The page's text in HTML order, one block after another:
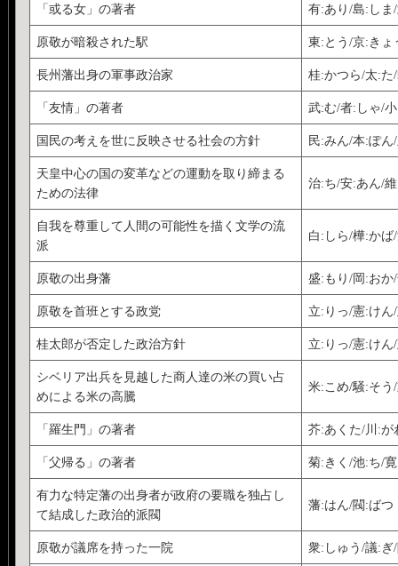
「或る女」の著者 有:あり/島:しま
原敬が暗殺された駅 東:とう/京:きょ
長州藩出身の軍事政治家 桂:かつら/太:た
「友情」の著者 武:む/者:しゃ/
国民の考えを世に反映させる社会の方針 民:みん/本:ぽ
天皇中心の国の変革などの運動を取り締まる
ための法律
治:ち/安:あん/
自我を尊重して人間の可能性を描く文学の流
派
白:しら/樺:かば
原敬の出身藩 盛:もり/岡:おか
原敬を首班とする政党 立:りっ/憲:け
桂太郎が否定した政治方針 立:りっ/憲:けん
シベリア出兵を見越した商人達の米の買い占
めによる米の高騰
米:こめ/騒:そう
「羅生門」の著者 芥:あくた/川:が
「父帰る」の著者 菊:きく/池:ち/
有力な特定藩の出身者が政府の要職を独占し
て結成した政治的派閥
藩:はん/閥:ばつ
原敬が議席を持った一院 衆:しゅう/議:ぎ